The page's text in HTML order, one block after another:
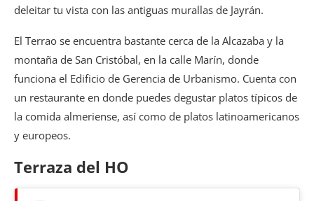
deleitar tu vista con las antiguas murallas de Jayrán.
El Terrao se encuentra bastante cerca de la Alcazaba y la
montaña de San Cristóbal, en la calle Marín, donde
funciona el Edificio de Gerencia de Urbanismo. Cuenta con
un restaurante en donde puedes degustar platos típicos de
la comida almeriense, así como de platos latinoamericanos
y europeos.
Terraza del HO